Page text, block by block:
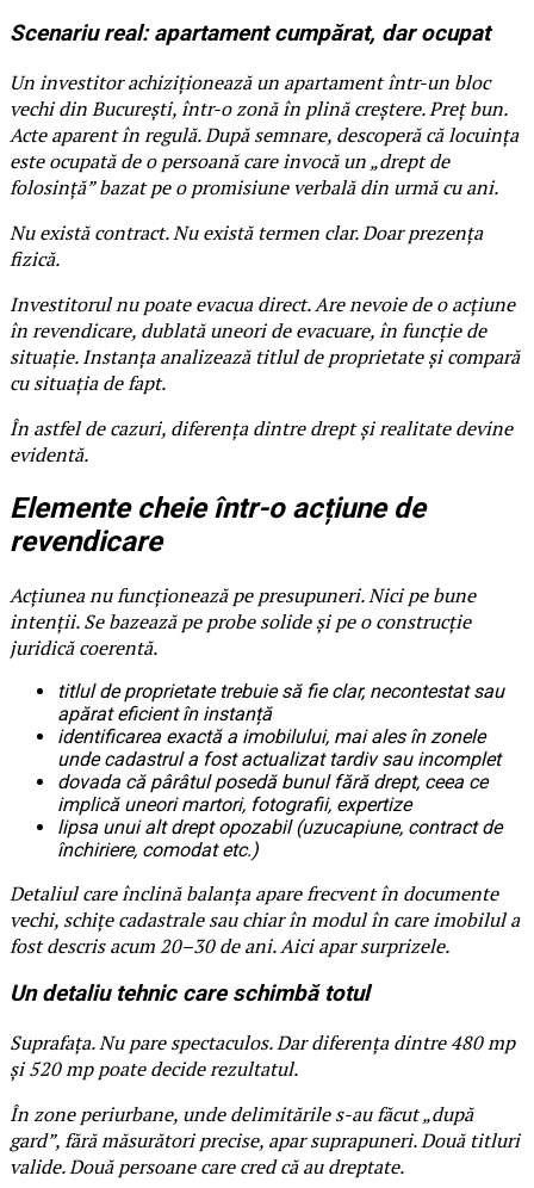
Scenariu real: apartament cumpărat, dar ocupat
Un investitor achiziționează un apartament într-un bloc
vechi din București, într-o zonă în plină creștere. Preț bun.
Acte aparent în regulă. După semnare, descoperă că locuința
este ocupată de o persoană care invocă un „drept de
folosință” bazat pe o promisiune verbală din urmă cu ani.
Nu există contract. Nu există termen clar. Doar prezența
fizică.
Investitorul nu poate evacua direct. Are nevoie de o acțiune
în revendicare, dublată uneori de evacuare, în funcție de
situație. Instanța analizează titlul de proprietate și compară
cu situația de fapt.
În astfel de cazuri, diferența dintre drept și realitate devine
evidentă.
Elemente cheie într-o acțiune de
revendicare
Acțiunea nu funcționează pe presupuneri. Nici pe bune
intenții. Se bazează pe probe solide și pe o construcție
juridică coerentă.
titlul de proprietate trebuie să fie clar, necontestat sau
apărat eficient în instanță
identificarea exactă a imobilului, mai ales în zonele
unde cadastrul a fost actualizat tardiv sau incomplet
dovada că pârâtul posedă bunul fără drept, ceea ce
implică uneori martori, fotografii, expertize
lipsa unui alt drept opozabil (uzucapiune, contract de
închiriere, comodat etc.)
Detaliul care înclină balanța apare frecvent în documente
vechi, schițe cadastrale sau chiar în modul în care imobilul a
fost descris acum 20–30 de ani. Aici apar surprizele.
Un detaliu tehnic care schimbă totul
Suprafața. Nu pare spectaculos. Dar diferența dintre 480 mp
și 520 mp poate decide rezultatul.
În zone periurbane, unde delimitările s-au făcut „după
gard”, fără măsurători precise, apar suprapuneri. Două titluri
valide. Două persoane care cred că au dreptate.